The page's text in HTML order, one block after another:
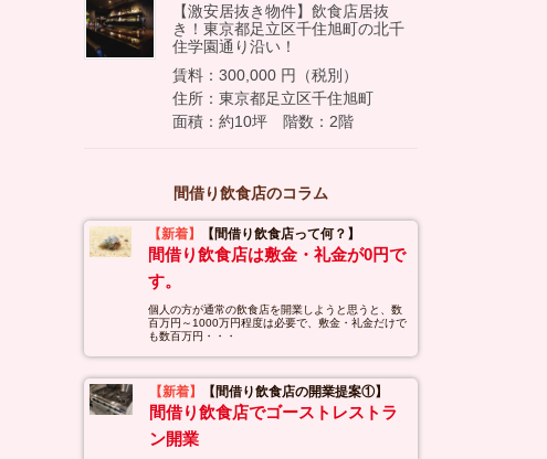
【激安居抜き物件】飲食店居抜
き！東京都足立区千住旭町の北千
住学園通り沿い！
賃料：300,000 円（税別）
住所：東京都足立区千住旭町
面積：約10坪 階数：2階
間借り飲食店のコラム
【新着】 【間借り飲食店って何？】
間借り飲食店は敷金・礼金が0円で
す。
個人の方が通常の飲食店を開業しようと思うと、数
百万円～1000万円程度は必要で、敷金・礼金だけで
も数百万円・・・
【新着】 【間借り飲食店の開業提案①】
間借り飲食店でゴーストレストラ
ン開業